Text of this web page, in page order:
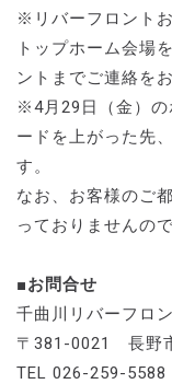
※リバーフロント
トップホーム会場
ントまでご連絡を
※4月29日（金）の
ードを上がった先
す。
なお、お客様のご
っておりませんの
■お問合せ
千曲川リバーフロ
〒381-0021 長野
TEL 026-259-5588